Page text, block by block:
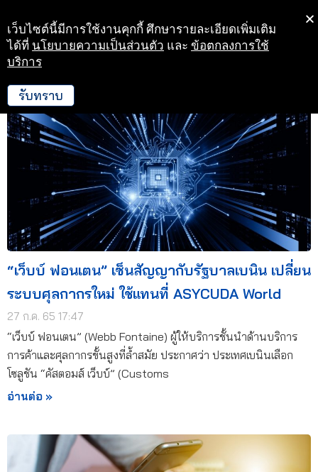
Skip
to
“เว็บบ์ ฟอนเตน” เซ็นสัญญากับรัฐบาลเบนิน เปลี่ยน
ระบบศุลกากรใหม่ ใช้แทนที่ ASYCUDA World
27 ก.ค. 65 17:47
“เว็บบ์ ฟอนเตน” (Webb Fontaine) ผู้ให้บริการชั้นนำด้านบริการ
การค้าและศุลกากรขั้นสูงที่ล้ำสมัย ประกาศว่า ประเทศเบนินเลือก
โซลูชัน “คัสตอมส์ เว็บบ์” (Customs
อ่านต่อ »
เว็บไซต์นี้มีการใช้งานคุกกี้ ศึกษารายละเอียดเพิ่มเติม
ได้ที่ นโยบายความเป็นส่วนตัว และ ข้อตกลงการใช้
บริการ
รับทราบ